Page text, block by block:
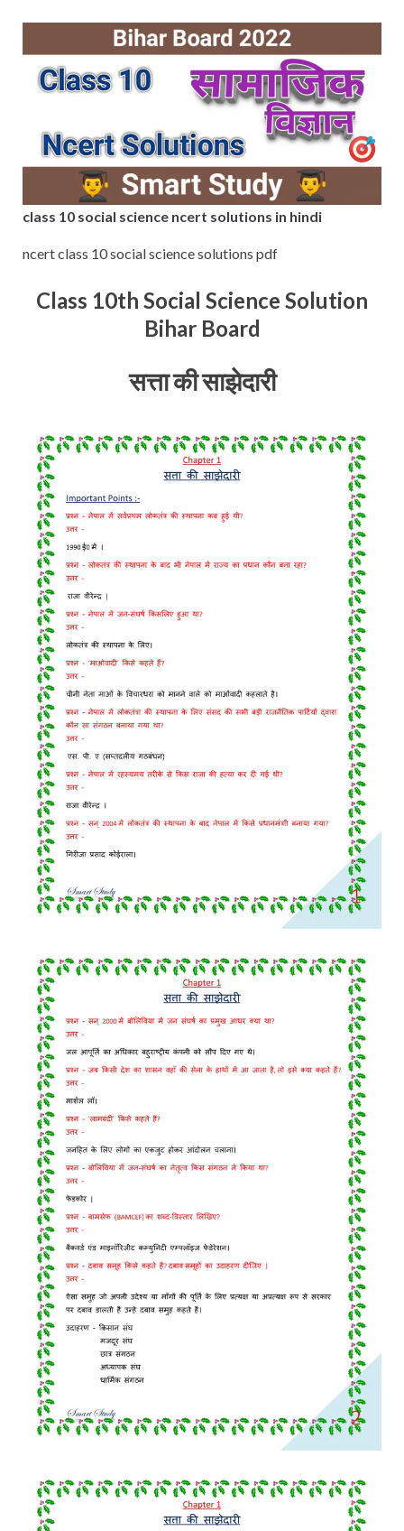
class 10 social science ncert solutions in hindi
ncert class 10 social science solutions pdf
Class 10th Social Science Solution
Bihar Board
सत्ता की साझेदारी